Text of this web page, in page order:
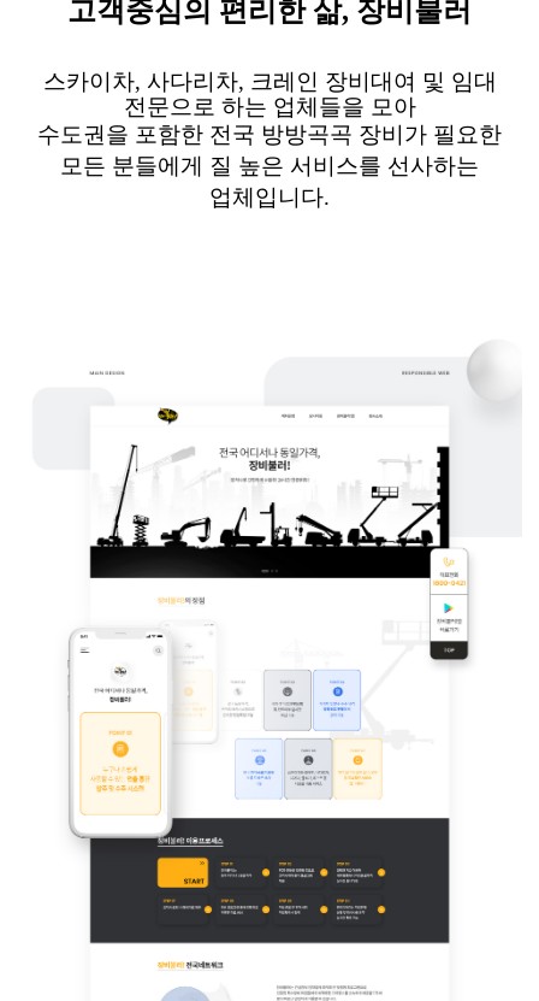
고객중심의 편리한 삶, 장비불러
스카이차, 사다리차, 크레인 장비대여 및 임대
전문으로 하는 업체들을 모아
수도권을 포함한 전국 방방곡곡 장비가 필요한
모든 분들에게 질 높은 서비스를 선사하는
업체입니다.